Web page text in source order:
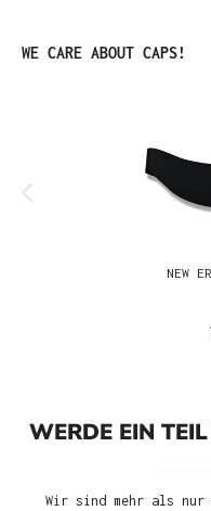
Produktgalerie
WE CARE ABOUT CAPS!
NEW
WERDE EIN
Wir sind mehr als nur